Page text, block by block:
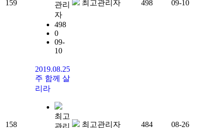
159
관리
자
498
0
09-
10
최고관리자 498 09-10
158
2019.08.25
주 함께 살
리라
최고
최고관리자 484 08-26